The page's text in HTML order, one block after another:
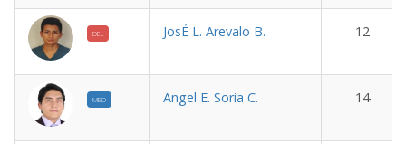
DEL JosÉ L. Arevalo B. 12
MED Angel E. Soria C. 14